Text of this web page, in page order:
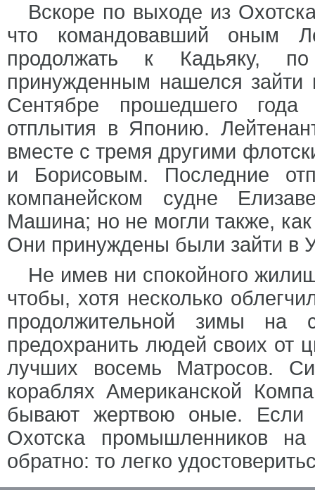
Вскоре по выходе из
что командовавший оным
продолжать к Кадьяку,
принужденным нашелся
Сентябре прошедшего
отплытия в Японию.
вместе с тремя другими
и Борисовым. Последние
компанейском судне
Машина; но не могли также, как
Они принуждены были зайти в
Не имев ни спокойного
чтобы, хотя несколько
продолжительной зимы
предохранить людей своих от
лучших восемь Матросов.
кораблях Американской
бывают жертвою оные. Если
Охотска промышленников
обратно: то легко